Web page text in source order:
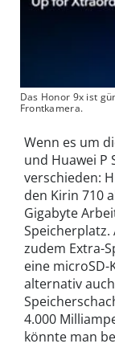
Das Honor 9x ist
Frontkamera.
Wenn es um
und Huawei P
verschieden:
den Kirin 710
Gigabyte
zudem Extra-
eine
alternativ
4.000
könnte man